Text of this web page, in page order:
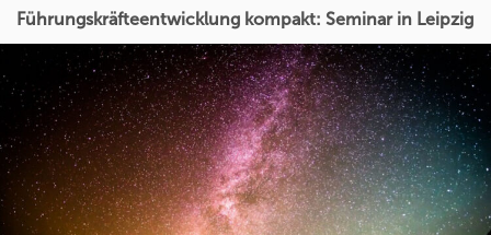
Führungskräfteentwicklung kompakt: Seminar in Leipzig